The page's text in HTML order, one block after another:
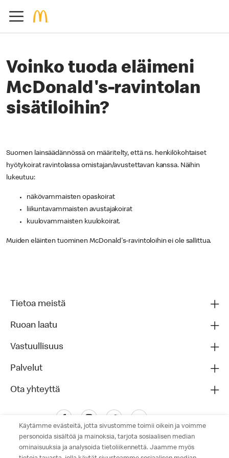
Voinko tuoda eläimeni
McDonald's-ravintolan
sisätiloihin?
Suomen lainsäädännössä on määritelty, että ns. henkilökohtaiset
hyötykoirat ravintolassa omistajan/avustettavan kanssa. Näihin
lukeutuu:
näkövammaisten opaskoirat
liikuntavammaisten avustajakoirat
kuulovammaisten kuulokoirat.
Muiden eläinten tuominen McDonald's-ravintoloihin ei ole sallittua.
Tietoa meistä
Ruoan laatu
Vastuullisuus
Palvelut
Ota yhteyttä
Käytämme evästeitä, jotta sivustomme toimii oikein ja voimme
personoida sisältöä ja mainoksia, tarjota sosiaalisen median
ominaisuuksia ja analysoida tietoliikennettä. Jaamme myös